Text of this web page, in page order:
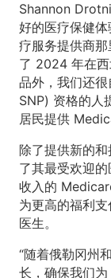
Shannon
好的医疗保健
疗服务提供商
了 2024 年在
品外，我们还
SNP) 资格的人
居民提供
除了提供新的
了其最受欢迎
收入的
为更高的福利
医生。
“随着俄勒冈州
长，确保我们